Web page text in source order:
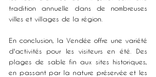
tradition annuelle dans de nombreuses
villes et villages de la région.
En conclusion, la Vendée offre une variété
d'activités pour les visiteurs en été. Des
plages de sable fin aux sites historiques,
en passant par la nature préservée et les